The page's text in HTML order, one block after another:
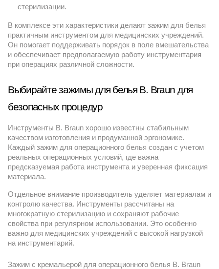
стерилизации.
В комплексе эти характеристики делают зажим для белья
практичным инструментом для медицинских учреждений.
Он помогает поддерживать порядок в поле вмешательства
и обеспечивает предполагаемую работу инструментария
при операциях различной сложности.
Выбирайте зажимы для белья B. Braun для
безопасных процедур
Инструменты B. Braun хорошо известны стабильным
качеством изготовления и продуманной эргономике.
Каждый зажим для операционного белья создан с учетом
реальных операционных условий, где важна
предсказуемая работа инструмента и уверенная фиксация
материала.
Отдельное внимание производитель уделяет материалам и
контролю качества. Инструменты рассчитаны на
многократную стерилизацию и сохраняют рабочие
свойства при регулярном использовании. Это особенно
важно для медицинских учреждений с высокой нагрузкой
на инструментарий.
Зажим с кремальерой для операционного белья B. Braun